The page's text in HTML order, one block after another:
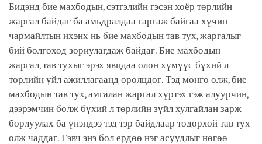
Бидэнд бие махбодын, сэтгэлийн гэсэн хоёр төрлийн
жаргал байдаг ба амьдралдаа гаргаж байгаа хүчин
чармайлтын ихэнх нь бие махбодын тав тух, жаргалыг
бий болгоход зориулагдаж байдаг. Бие махбодын
жаргал, тав тухыг эрэх явцдаа олон хүмүүс бүхий л
төрлийн үйл ажиллагаанд оролцдог. Тэд мөнгө олж, бие
махбодын тав тух, амгалан жаргал хүртэх гэж алуурчин,
дээрэмчин болж бүхий л төрлийн зүйл хулгайлан зарж
борлуулах ба үнэндээ тэд тэр байдлаар тодорхой тав тух
олж чаддаг. Гэвч энэ бол ердөө нэг асуудлыг нөгөө